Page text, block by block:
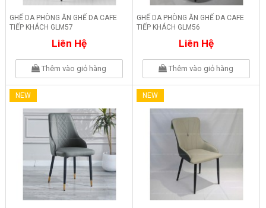
GHẾ DA PHÒNG ĂN GHẾ DA CAFE
TIẾP KHÁCH GLM57
Liên Hệ
Thêm vào giỏ hàng
GHẾ DA PHÒNG ĂN GHẾ DA CAFE
TIẾP KHÁCH GLM56
Liên Hệ
Thêm vào giỏ hàng
NEW NEW